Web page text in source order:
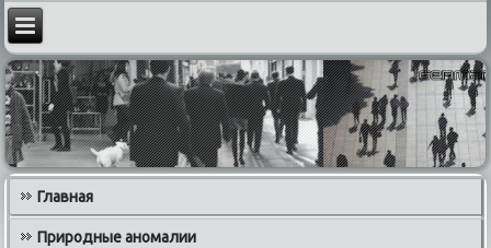
Главная
Природные аномалии